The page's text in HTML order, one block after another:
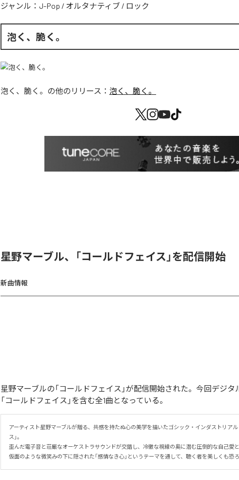
ジャンル： J-Pop / オルタナティブ / ロック
泡く、脆く。
泡く、脆く。 の他のリリース： 泡く、脆く。
星野マーブル、「コールドフェイス」を配信開始
新曲情報
星野マーブルの「コールドフェイス」が配信開始された。今回デジタ
「コールドフェイス」を含む全1曲となっている。
アーティスト星野マーブルが贈る、共感を持たぬ心の美学を描いたゴシック・インダストリアル
ス」。
歪んだ電子音と荘厳なオーケストラサウンドが交錯し、冷徹な視線の奥に潜む圧倒的な自己愛
仮面のような微笑みの下に隠された「感情なき心」というテーマを通して、聴く者を美しくも恐